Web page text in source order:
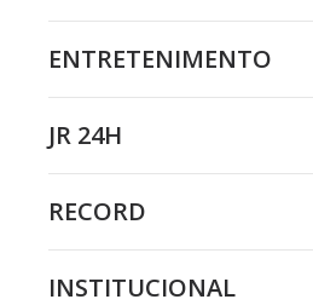
ENTRETENIMENTO
JR 24H
RECORD
INSTITUCIONAL